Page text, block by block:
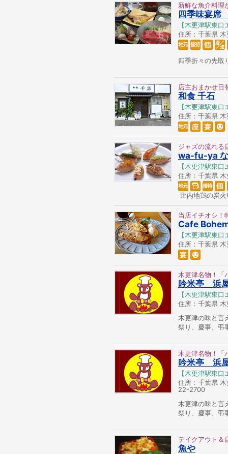
新鮮な魚介料理
四季味宴
【木更津駅東口
住所：千葉県
四季折々の先取
店主おまかせ日
和食 千石
【木更津駅東口
住所：千葉県
ジャズの流れる
wa-fu-ya
【木更津駅東口
住所：千葉県
比内地鶏の炭
当店イチオシ！
Cafe
【木更津駅東口
住所：千葉県
木更津名物！「
吟米亭 浜
【木更津駅東口
住所：千葉県
木更津の味と言
祭り、慶事、弔
木更津名物！「
吟米亭 浜
【木更津駅東口
住所：千葉県
22-2700
木更津の味と言
祭り、慶事、弔
テイクアウト＆
魚や